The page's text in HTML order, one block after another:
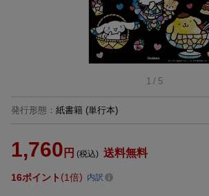
1 / 5
発行形態 ： 紙書籍 (単行本)
1,760 円 (税込) 送料無料
16ポイント 1倍 内訳